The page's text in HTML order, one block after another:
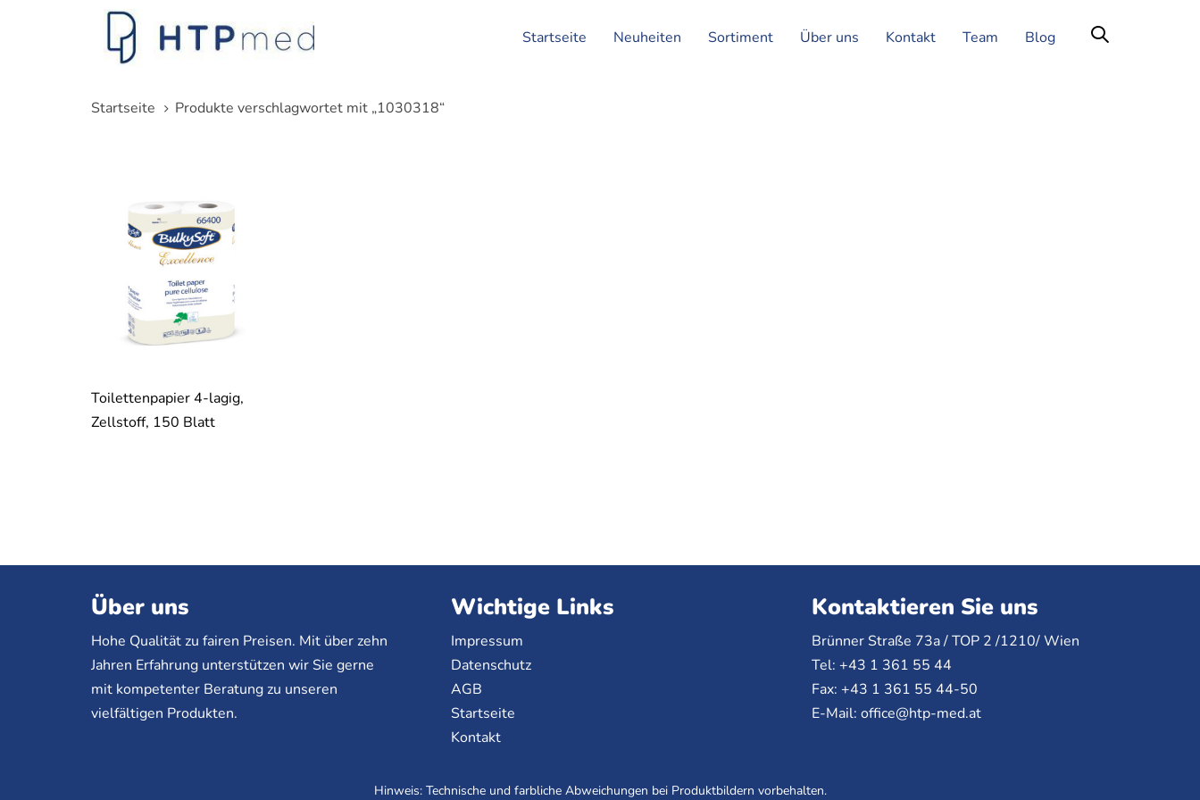
Startseite Neuheiten Sortiment Über uns Kontakt Team Blog
Startseite Produkte verschlagwortet mit „1030318“
Toilettenpapier 4-lagig,
Zellstoff, 150 Blatt
Über uns
Hohe Qualität zu fairen Preisen. Mit über zehn
Jahren Erfahrung unterstützen wir Sie gerne
mit kompetenter Beratung zu unseren
vielfältigen Produkten.
Wichtige Links
Impressum
Datenschutz
AGB
Startseite
Kontakt
Kontaktieren Sie uns
Brünner Straße 73a /TOP2 /1210/ Wien
Tel: +43 1 361 55 44
Fax: +43 1 361 55 44-50
E-Mail: office@htp-med.at
Hinweis: Technische und farbliche Abweichungen bei Produktbildern vorbehalten.